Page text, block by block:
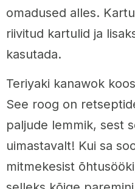
omadused alles.
riivitud kartulid ja
kasutada.
Teriyaki kanawok
See roog on
paljude lemmik, sest
uimastavalt! Kui sa
mitmekesist